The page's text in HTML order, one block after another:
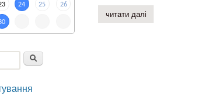
читати далі
24 25 26